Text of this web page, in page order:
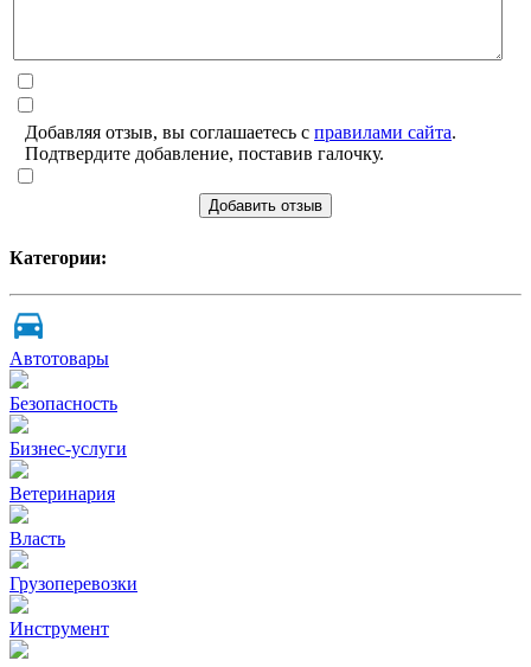
Добавляя отзыв, вы соглашаетесь с правилами сайта.
Подтвердите добавление, поставив галочку.
Добавить отзыв
Категории:
Автотовары
Безопасность
Бизнес-услуги
Ветеринария
Власть
Грузоперевозки
Инструмент